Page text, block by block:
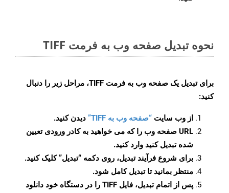
نحوه تبدیل صفحه وب به فرمت TIFF
برای تبدیل یک صفحه وب به فرمت TIFF، مراحل زیر را دنبال
کنید:
از وب سایت “صفحه وب به TIFF”
دیدن کنید.
URL صفحه وب را که می خواهید به کادر ورودی تعیین
شده تبدیل کنید وارد کنید.
برای شروع فرآیند تبدیل، روی دکمه “تبدیل” کلیک کنید.
منتظر بمانید تا تبدیل کامل شود.
پس از اتمام تبدیل، فایل TIFF را در دستگاه خود دانلود